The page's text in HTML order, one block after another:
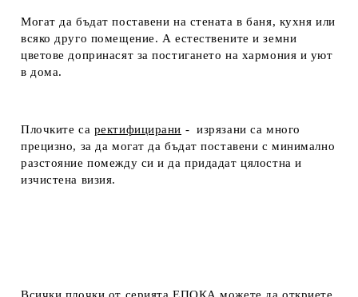
Могат да бъдат поставени на стената в баня, кухня или
всяко друго помещение. А естествените и земни
цветове допринасят за постигането на хармония и уют
в дома.
Плочките са ректифицирани - изрязани са много
прецизно, за да могат да бъдат поставени с минимално
разстояние помежду си и да придадат цялостна и
изчистена визия.